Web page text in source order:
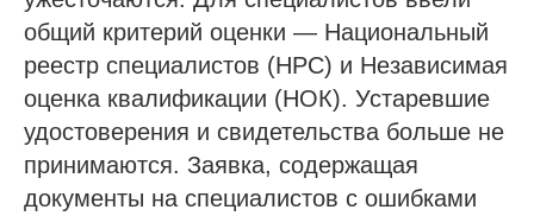
общий критерий оценки — Национальный
реестр специалистов (НРС) и Независимая
оценка квалификации (НОК). Устаревшие
удостоверения и свидетельства больше не
принимаются. Заявка, содержащая
документы на специалистов с ошибками